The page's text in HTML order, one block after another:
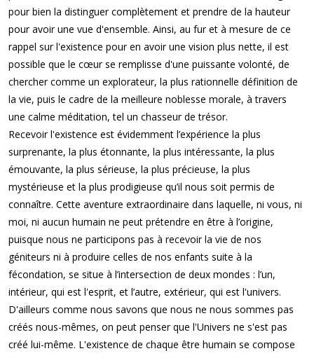
pour bien la distinguer complètement et prendre de la hauteur
pour avoir une vue d'ensemble. Ainsi, au fur et à mesure de ce
rappel sur l'existence pour en avoir une vision plus nette, il est
possible que le cœur se remplisse d'une puissante volonté, de
chercher comme un explorateur, la plus rationnelle définition de
la vie, puis le cadre de la meilleure noblesse morale, à travers
une calme méditation, tel un chasseur de trésor.
Recevoir l'existence est évidemment l’expérience la plus
surprenante, la plus étonnante, la plus intéressante, la plus
émouvante, la plus sérieuse, la plus précieuse, la plus
mystérieuse et la plus prodigieuse qu’il nous soit permis de
connaître. Cette aventure extraordinaire dans laquelle, ni vous, ni
moi, ni aucun humain ne peut prétendre en être à l’origine,
puisque nous ne participons pas à recevoir la vie de nos
géniteurs ni à produire celles de nos enfants suite à la
fécondation, se situe à l’intersection de deux mondes : l’un,
intérieur, qui est l'esprit, et l’autre, extérieur, qui est l'univers.
D'ailleurs comme nous savons que nous ne nous sommes pas
créés nous-mêmes, on peut penser que l'Univers ne s'est pas
créé lui-même. L'existence de chaque être humain se compose